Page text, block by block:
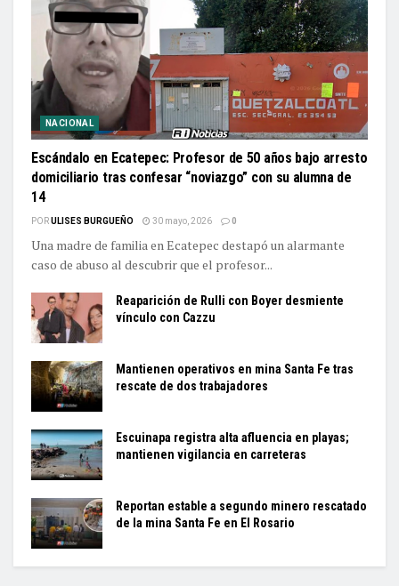
NACIONAL
Escándalo en Ecatepec: Profesor de 50 años bajo arresto
domiciliario tras confesar “noviazgo” con su alumna de
14
PORULISES BURGUEÑO 30 mayo, 2026 0
Una madre de familia en Ecatepec destapó un alarmante
caso de abuso al descubrir que el profesor...
Reaparición de Rulli con Boyer desmiente
vínculo con Cazzu
Mantienen operativos en mina Santa Fe tras
rescate de dos trabajadores
Escuinapa registra alta afluencia en playas;
mantienen vigilancia en carreteras
Reportan estable a segundo minero rescatado
de la mina Santa Fe en El Rosario